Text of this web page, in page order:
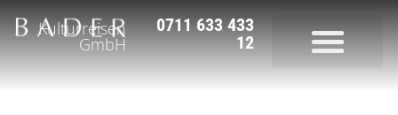
Kulturreisen
GmbH
0711 633 433
12